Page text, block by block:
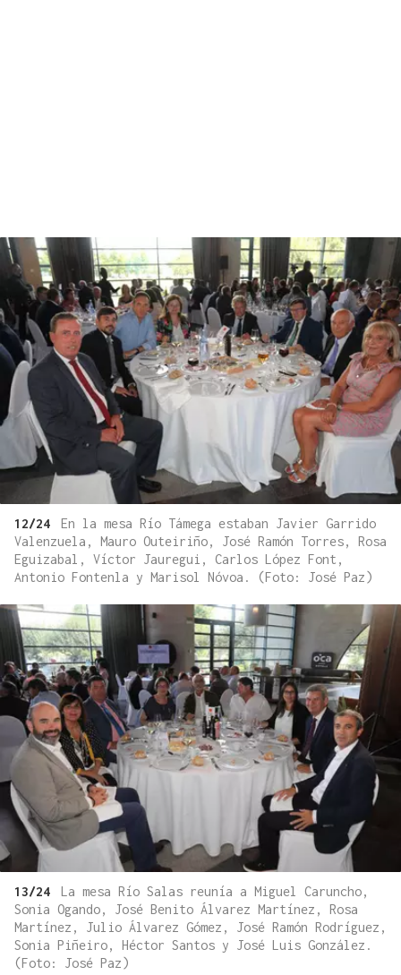
12/24
En la mesa Río Támega estaban Javier Garrido
Valenzuela, Mauro Outeiriño, José Ramón Torres, Rosa
Eguizabal, Víctor Jauregui, Carlos López Font,
Antonio Fontenla y Marisol Nóvoa. (Foto: José Paz)
13/24
La mesa Río Salas reunía a Miguel Caruncho,
Sonia Ogando, José Benito Álvarez Martínez, Rosa
Martínez, Julio Álvarez Gómez, José Ramón Rodríguez,
Sonia Piñeiro, Héctor Santos y José Luis González.
(Foto: José Paz)